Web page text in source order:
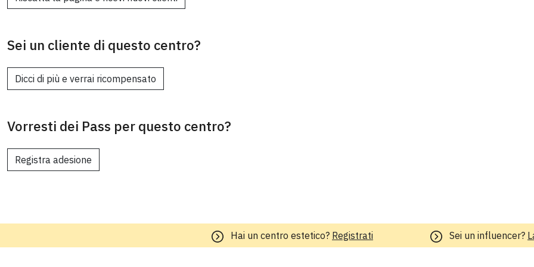
Sei un cliente di questo centro?
Dicci di più e verrai ricompensato
Vorresti dei Pass per questo centro?
Registra adesione
Hai un centro estetico? Registrati Sei un influencer?